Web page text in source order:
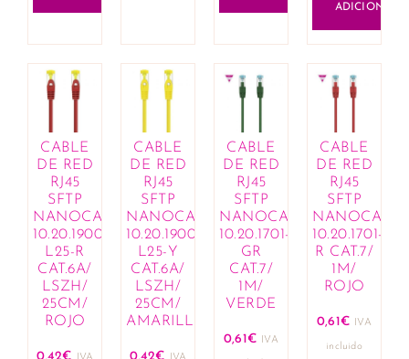
ADICIONAR
CABLE
DE RED
RJ45
SFTP
NANOCABLE
10.20.1900-
L25-R
CAT.6A/
LSZH/
25CM/
ROJO
CABLE
DE RED
RJ45
SFTP
NANOCABLE
10.20.1900-
L25-Y
CAT.6A/
LSZH/
25CM/
AMARILLO
CABLE
DE RED
RJ45
SFTP
NANOCABLE
10.20.1701-
GR
CAT.7/
1M/
VERDE
0,61 € IVA
CABLE
DE RED
RJ45
SFTP
NANOCABLE
10.20.1701-
R CAT.7/
1M/
ROJO
0,61 € IVA
incluido